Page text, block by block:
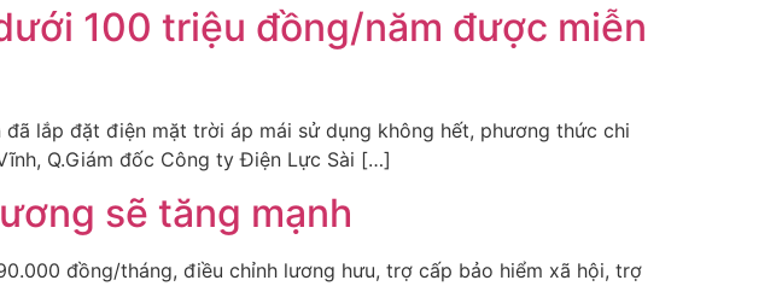
100 triệu đồng/năm được miễn
lắp đặt điện mặt trời áp mái sử dụng không hết, phương thức chi
Q.Giám đốc Công ty Điện Lực Sài […]
sẽ tăng mạnh
đồng/tháng, điều chỉnh lương hưu, trợ cấp bảo hiểm xã hội, trợ